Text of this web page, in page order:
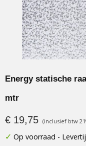
Energy statische
mtr
€ 19,75 (inclusief btw
✓ Op voorraad -